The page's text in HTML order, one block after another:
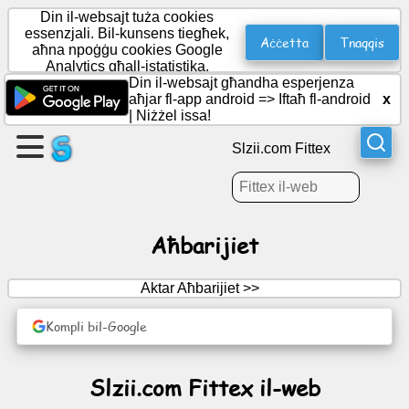
Oħloq
paġna
Oħloq
grupp
Divertiment
Din il-websajt tuża cookies
essenzjali. Bil-kunsens tiegħek,
aħna npoġġu cookies Google
Analytics għall-istatistika.
Aċċetta Tnaqqis
Din il-websajt għandha esperjenza
aħjar fl-app android => Iftaħ fl-android
Niżżel issa!
x
Slzii.com Fittex
Aħbarijiet
Aktar Aħbarijiet >>
Kompli bil-Google
Slzii.com Fittex il-web